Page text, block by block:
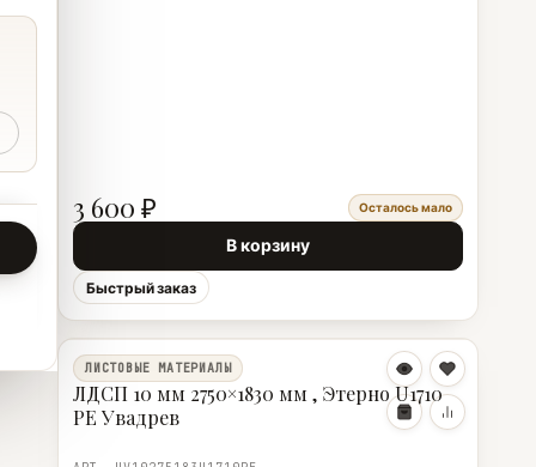
3 600 ₽ Осталось мало
В корзину
Быстрый заказ
ЛИСТОВЫЕ МАТЕРИАЛЫ
ЛДСП 10 мм 2750×1830 мм , Этерно U1710
PE Увадрев